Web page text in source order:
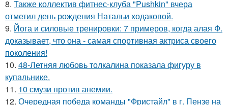
8. Также коллектив фитнес-клуба "Pushkin" вчера
отметил день рождения Натальи ходаковой.
9. Йога и силовые тренировки: 7 примеров, когда алая Ф.
доказывает, что она - самая спортивная актриса своего
поколения!
10. 48-Летняя любовь толкалина показала фигуру в
купальнике.
11. 10 смузи против анемии.
12. Очередная победа команды "Фристайл" в г. Пензе на